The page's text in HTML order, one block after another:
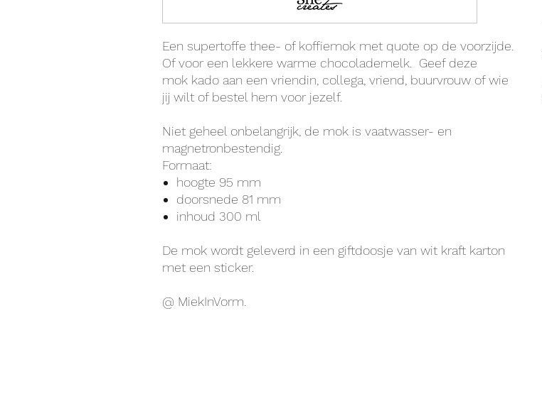
Een supertoffe thee- of koffiemok met quote op de voorzijde.
Of voor een lekkere warme chocolademelk. Geef deze
mok kado aan een vriendin, collega, vriend, buurvrouw of wie
jij wilt of bestel hem voor jezelf.
Niet geheel onbelangrijk, de mok is vaatwasser- en
magnetronbestendig.
Formaat:
hoogte 95 mm
doorsnede 81 mm
inhoud 300 ml
De mok wordt geleverd in een giftdoosje van wit kraft karton
met een sticker.
@ MiekInVorm.